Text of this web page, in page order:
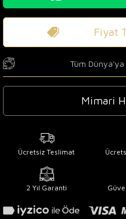
Fiyat
Tüm Dünya'ya
Mimari
Ücretsiz Teslimat
2 Yıl Garanti